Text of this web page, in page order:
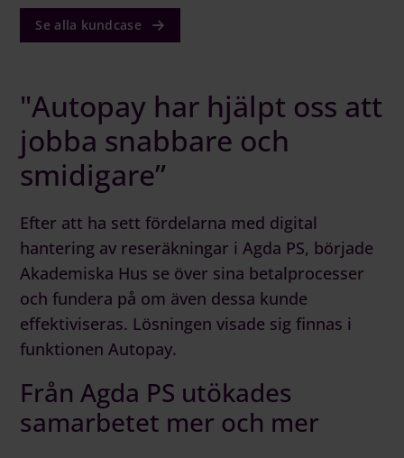
Se alla kundcase
"Autopay har hjälpt oss att
jobba snabbare och
smidigare”
Efter att ha sett fördelarna med digital
hantering av reseräkningar i Agda PS, började
Akademiska Hus se över sina betalprocesser
och fundera på om även dessa kunde
effektiviseras. Lösningen visade sig finnas i
funktionenAutopay.
Från Agda PS utökades
samarbetet mer och mer